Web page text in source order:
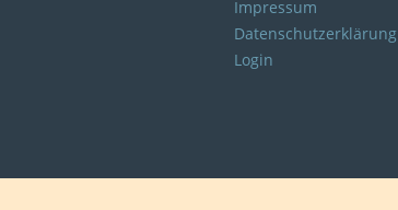
Impressum
Datenschutzerklärung
Login